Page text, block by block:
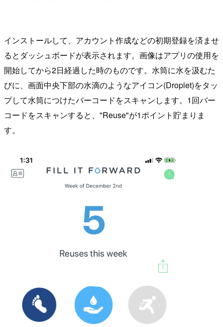
インストールして、アカウント作成などの初期登録を済ませ
るとダッシュボードが表示されます。画像はアプリの使用を
開始してから2日経過した時のものです。水筒に水を汲むた
びに、画面中央下部の水滴のようなアイコン(Droplet)をタッ
プして水筒につけたバーコードをスキャンします。1回バー
コードをスキャンすると、"Reuse"が1ポイント貯まりま
す。